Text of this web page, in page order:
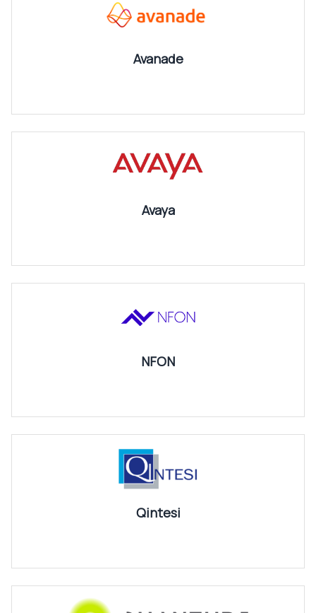
Avanade
Avaya
NFON
Qintesi